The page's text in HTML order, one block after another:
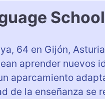
School
64 en Gijón,
aprender nuevos
aparcamiento
de la enseñanza se